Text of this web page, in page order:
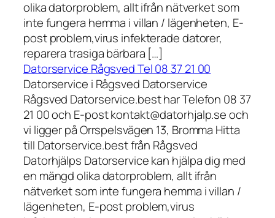
olika datorproblem, allt ifrån nätverket som
inte fungera hemma i villan / lägenheten, E-
post problem,virus infekterade datorer,
reparera trasiga bärbara […]
Datorservice Rågsved Tel 08 37 21 00
Datorservice i Rågsved Datorservice
Rågsved Datorservice.best har Telefon 08 37
21 00 och E-post kontakt@datorhjalp.se och
vi ligger på Orrspelsvägen 13, Bromma Hitta
till Datorservice.best från Rågsved
Datorhjälps Datorservice kan hjälpa dig med
en mängd olika datorproblem, allt ifrån
nätverket som inte fungera hemma i villan /
lägenheten, E-post problem,virus